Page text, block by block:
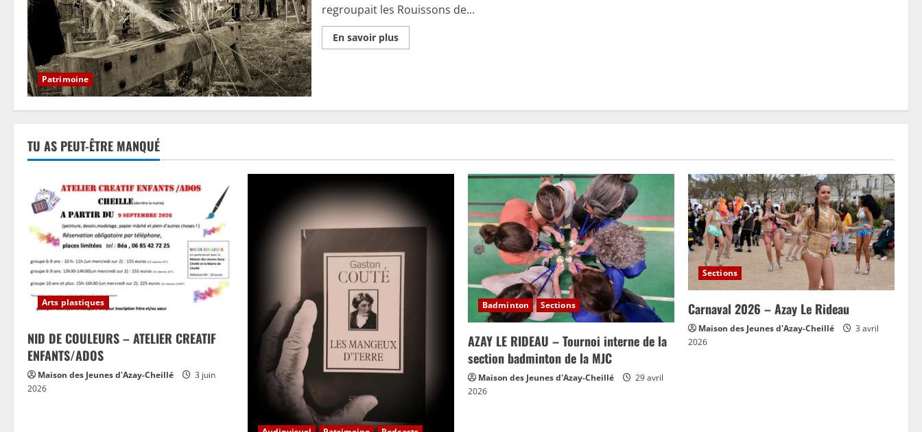
Patrimoine
regroupait les Rouissons de...
En savoir plusEn
savoir
TU AS PEUT-ÊTRE MANQUÉ
Arts plastiques
NID DE COULEURS – ATELIER CREATIF
ENFANTS/ADOS
Maison des Jeunes d'Azay-Cheillé
3 juin
2026
Badminton Sections
AZAY LE RIDEAU – Tournoi interne de la
section badminton de la MJC
Maison des Jeunes d'Azay-Cheillé
29 avril
2026
Sections
Carnaval 2026 – Azay Le Rideau
Maison des Jeunes d'Azay-Cheillé
3 avril
2026